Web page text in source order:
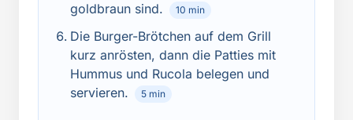
goldbraun sind.
10 min
Die Burger-Brötchen auf dem Grill
kurz anrösten, dann die Patties mit
Hummus und Rucola belegen und
servieren.
5 min